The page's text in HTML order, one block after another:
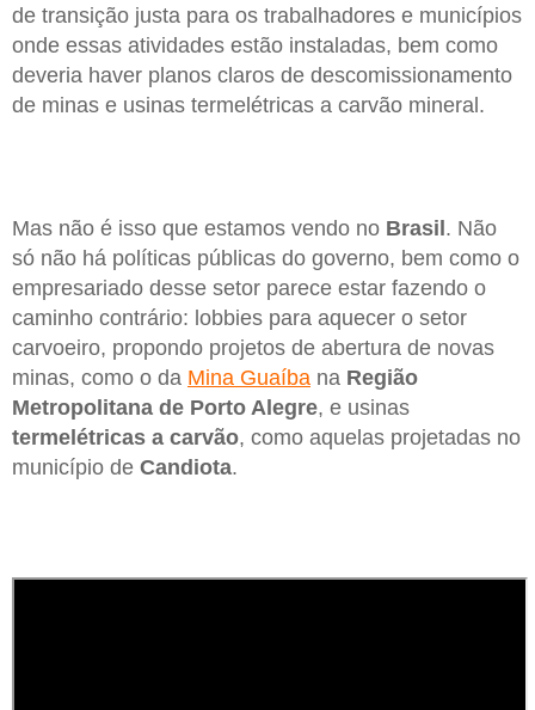
de transição justa para os trabalhadores e municípios
onde essas atividades estão instaladas, bem como
deveria haver planos claros de descomissionamento
de minas e usinas termelétricas a carvão mineral.
Mas não é isso que estamos vendo no Brasil . Não
só não há políticas públicas do governo, bem como o
empresariado desse setor parece estar fazendo o
caminho contrário: lobbies para aquecer o setor
carvoeiro, propondo projetos de abertura de novas
minas, como o da Mina Guaíba na Região
Metropolitana de Porto Alegre, e usinas
termelétricas a carvão, como aquelas projetadas no
município de Candiota.